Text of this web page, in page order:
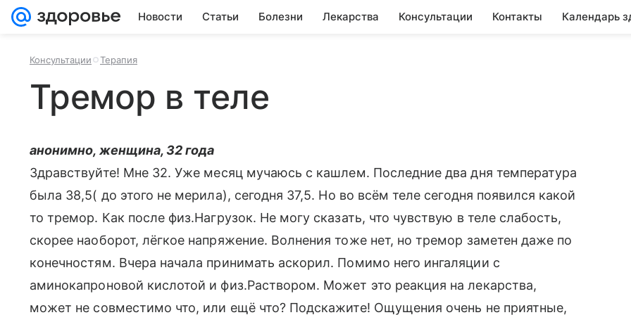
Новости Статьи Болезни Лекарства Консультации Контакты Календарь
Консультации Терапия
Тремор в теле
анонимно, женщина, 32 года
Здравствуйте! Мне 32. Уже месяц мучаюсь с кашлем. Последние два дня температура
была 38,5( до этого не мерила), сегодня 37,5. Но во всём теле сегодня появился какой
то тремор. Как после физ.Нагрузок. Не могу сказать, что чувствую в теле слабость,
скорее наоборот, лёгкое напряжение. Волнения тоже нет, но тремор заметен даже по
конечностям. Вчера начала принимать аскорил. Помимо него ингаляции с
аминокапроновой кислотой и физ.Раствором. Может это реакция на лекарства,
может не совместимо что, или ещё что? Подскажите! Ощущения очень не приятные,